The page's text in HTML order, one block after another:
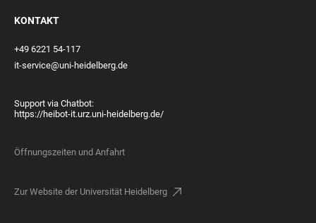
KONTAKT
+49 6221 54-117
it-service@uni-heidelberg.de
Support via Chatbot:
https://heibot-it.urz.uni-heidelberg.de/
Öffnungszeiten und Anfahrt
Zur Website der Universität Heidelberg